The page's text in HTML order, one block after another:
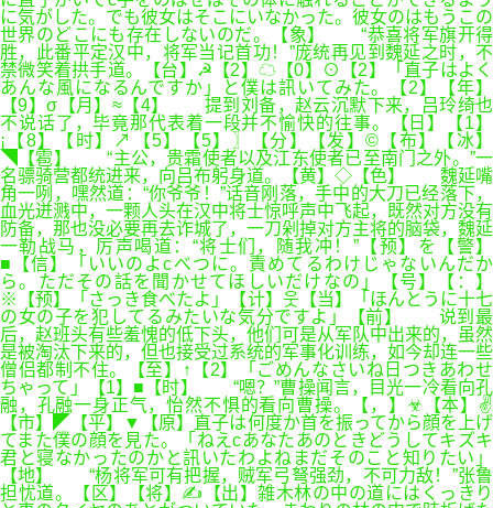
に気がした。でも彼女はそこにいなかった。彼女のはもうこの
世界のどこにも存在しないのだ。【象】 “恭喜将军旗开得
胜，此番平定汉中，将军当记首功！”庞统再见到魏延之时，不
禁微笑着拱手道。【台】☭【2】☁【0】⊙【2】「直子はよく
あんな風になるんですか」と僕は訊いてみた。【2】【年】
【9】σ【月】≈【4】 提到刘备，赵云沉默下来，吕玲绮也
不说话了，毕竟那代表着一段并不愉快的往事。【日】【1】
¡【8】【时】↗【5】【5】〗【分】【发】©【布】【冰】
◥【雹】 “主公，贵霜使者以及江东使者已至南门之外。”一
名骠骑营都统进来，向吕布躬身道。【黄】◇【色】 魏延嘴
角一咧，嘿然道：“你爷爷！”话音刚落，手中的大刀已经落下，
血光迸溅中，一颗人头在汉中将士惊呼声中飞起，既然对方没有
防备，那也没必要再去诈城了，一刀剁掉对方主将的脑袋，魏延
一勒战马，厉声喝道：“将士们，随我冲！”【预】を【警】
■【信】「いいのよcべつに。責めてるわけじゃないんだか
ら。ただその話を聞かせてほしいだけなの」【号】【：】
※【预】「さっき食べたよ」【计】웃【当】「ほんとうに十七
の女の子を犯してるみたいな気分ですよ」【前】 说到最
后，赵班头有些羞愧的低下头，他们可是从军队中出来的，虽然
是被淘汰下来的，但也接受过系统的军事化训练，如今却连一些
僧侣都制不住。【至】↑【2】「ごめんなさいね日つきあわせ
ちゃって」【1】■【时】 “嗯？”曹操闻言，目光一冷看向孔
融，孔融一身正气，怡然不惧的看向曹操。【，】☣【本】✌
【市】◤【平】▼【原】直子は何度か首を振ってから顔を上げ
てまた僕の顔を見た。「ねえcあなたあのときどうしてキズキ
君と寝なかったのかと訊いたわよねまだそのこと知りたい」
【地】 “杨将军可有把握，贼军弓弩强劲，不可力敌！”张鲁
担忧道。【区】【将】✍【出】雑木林の中の道にはくっきり